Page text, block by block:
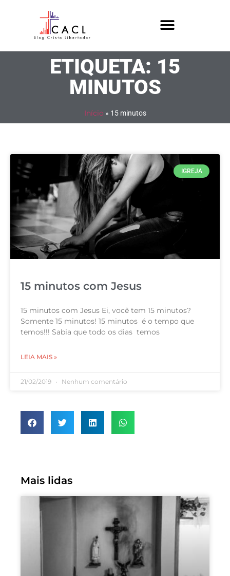
ETIQUETA: 15
MINUTOS
Início » 15 minutos
IGREJA
15 minutos com Jesus
15 minutos com Jesus Ei, você tem 15 minutos?
Somente 15 minutos! 15 minutos é o tempo que
temos!!! Sabia que todo os dias temos
LEIA MAIS »
21/02/2019 Nenhum comentário
Mais lidas